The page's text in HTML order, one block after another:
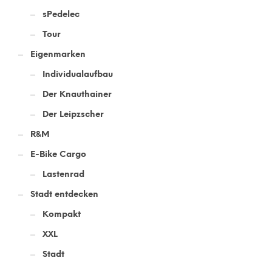
sPedelec
Tour
Eigenmarken
Individualaufbau
Der Knauthainer
Der Leipzscher
R&M
E-Bike Cargo
Lastenrad
Stadt entdecken
Kompakt
XXL
Stadt